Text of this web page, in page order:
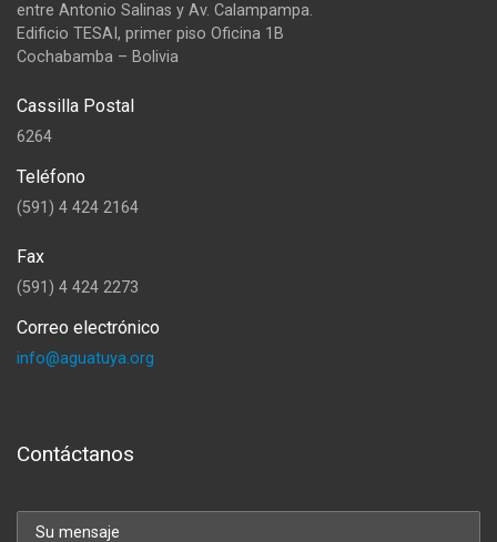
entre Antonio Salinas y Av. Calampampa.
Edificio TESAI, primer piso Oficina 1B
Cochabamba – Bolivia
Cassilla Postal
6264
Teléfono
(591) 4 424 2164
Fax
(591) 4 424 2273
Correo electrónico
info@aguatuya.org
Contáctanos